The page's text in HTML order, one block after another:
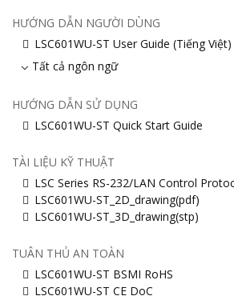
HƯỚNG DẪN NGƯỜI DÙNG
LSC601WU-ST User Guide (Tiếng Việt)
Tất cả ngôn ngữ
HƯỚNG DẪN SỬ DỤNG
LSC601WU-ST Quick Start Guide
TÀI LIỆU KỸ THUẬT
LSC Series RS-232/LAN Control
LSC601WU-ST_2D_drawing(pdf)
LSC601WU-ST_3D_drawing(stp)
TUÂN THỦ AN TOÀN
LSC601WU-ST BSMI RoHS
LSC601WU-ST CE DoC